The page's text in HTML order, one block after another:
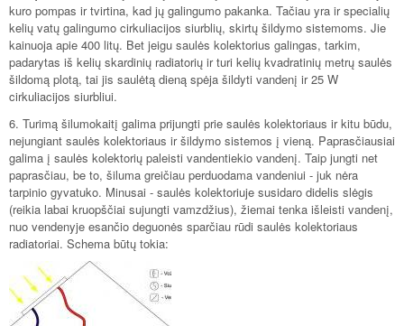
kuro pompas ir tvirtina, kad jų galingumo pakanka. Tačiau yra ir specialių
kelių vatų galingumo cirkuliacijos siurblių, skirtų šildymo sistemoms. Jie
kainuoja apie 400 litų. Bet jeigu saulės kolektorius galingas, tarkim,
padarytas iš kelių skardinių radiatorių ir turi kelių kvadratinių metrų saulės
šildomą plotą, tai jis saulėtą dieną spėja šildyti vandenį ir 25 W
cirkuliacijos siurbliui.
6. Turimą šilumokaitį galima prijungti prie saulės kolektoriaus ir kitu būdu,
nejungiant saulės kolektoriaus ir šildymo sistemos į vieną. Paprasčiausiai
galima į saulės kolektorių paleisti vandentiekio vandenį. Taip jungti net
paprasčiau, be to, šiluma greičiau perduodama vandeniui - juk nėra
tarpinio gyvatuko. Minusai - saulės kolektoriuje susidaro didelis slėgis
(reikia labai kruopščiai sujungti vamzdžius), žiemai tenka išleisti vandenį,
nuo vendenyje esančio deguonės sparčiau rūdi saulės kolektoriaus
radiatoriai. Schema būtų tokia: